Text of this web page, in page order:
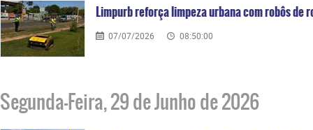
Limpurb reforça limpeza urbana com robôs de
07/07/2026 08:50:00
Segunda-Feira, 29 de Junho de 2026